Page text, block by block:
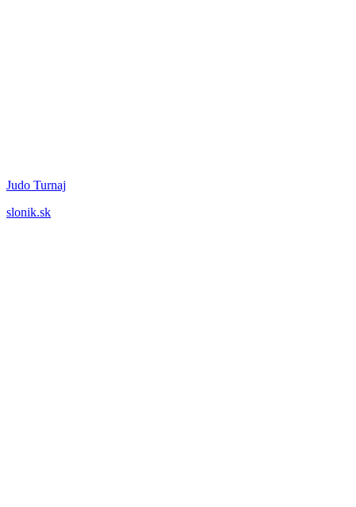
Judo Turnaj
slonik.sk